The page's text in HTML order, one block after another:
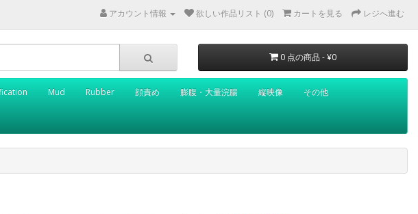
アカウント情報 欲しい作品リスト (0) カートを見る レジへ進む
0 点の商品 - ¥0
Mud Rubber 顔責め 膨腹・大量浣腸 縦映像 その他